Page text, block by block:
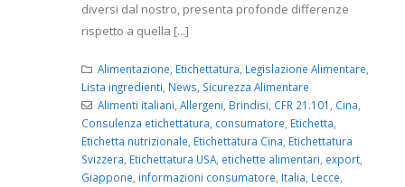
diversi dal nostro, presenta profonde differenze
rispetto a quella [...]
Alimentazione, Etichettatura, Legislazione Alimentare,
Lista ingredienti, News, Sicurezza Alimentare
Alimenti italiani, Allergeni, Brindisi, CFR 21.101 , Cina,
Consulenza etichettatura, consumatore, Etichetta,
Etichetta nutrizionale, Etichettatura Cina, Etichettatura
Svizzera, Etichettatura USA, etichette alimentari, export,
Giappone, informazioni consumatore, Italia, Lecce,